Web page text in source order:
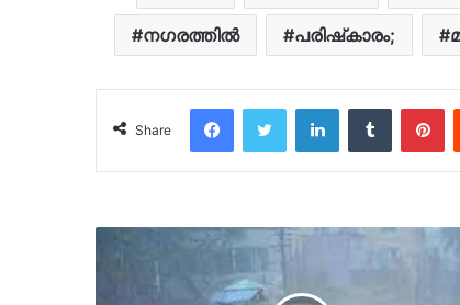
നഗരത്തിൽ പരിഷ്‌കാരം;
Share
FacebookTwitter LinkedInTumblr